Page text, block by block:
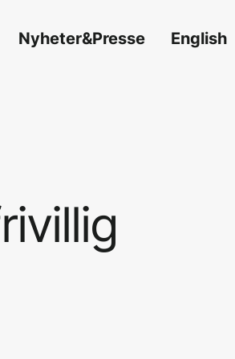
Nyheter&Presse English